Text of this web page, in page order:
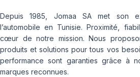
Depuis 1985, Jomaa SA met son
l’automobile en Tunisie. Proximité,
cœur de notre mission. Nous
produits et solutions pour tous vos
performance sont garanties grâce à
marques reconnues.